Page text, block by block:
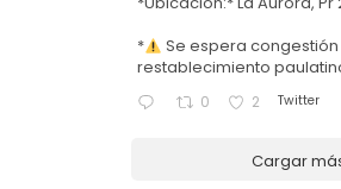
*
Se espera
restablecimiento
0 2 Twitter
Cargar